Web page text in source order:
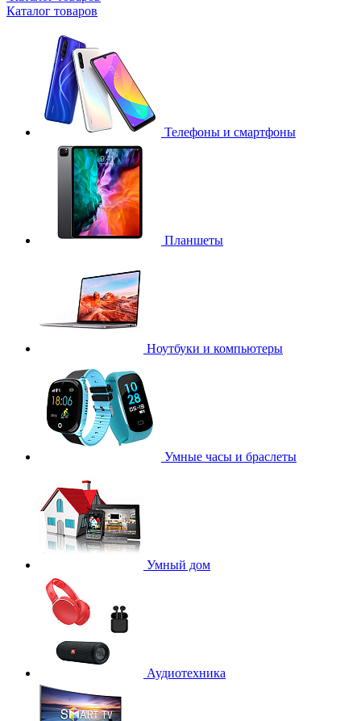
Каталог товаров
Телефоны и смартфоны
Планшеты
Ноутбуки и компьютеры
Умные часы и браслеты
Умный дом
Аудиотехника